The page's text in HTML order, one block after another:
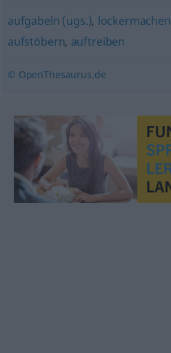
aufgabeln (ugs.), lockermachen
aufstöbern, auftreiben
© OpenThesaurus.de